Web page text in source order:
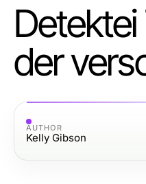
der
AUTHOR
Kelly Gibson